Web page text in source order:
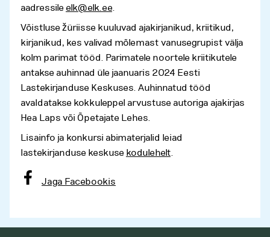
aadressile elk@elk.ee.
Võistluse žüriisse kuuluvad ajakirjanikud, kriitikud,
kirjanikud, kes valivad mõlemast vanusegrupist välja
kolm parimat tööd. Parimatele noortele kriitikutele
antakse auhinnad üle jaanuaris 2024 Eesti
Lastekirjanduse Keskuses. Auhinnatud tööd
avaldatakse kokkuleppel arvustuse autoriga ajakirjas
Hea Laps või Õpetajate Lehes.
Lisainfo ja konkursi abimaterjalid leiad
lastekirjanduse keskuse kodulehelt.
Jaga Facebookis